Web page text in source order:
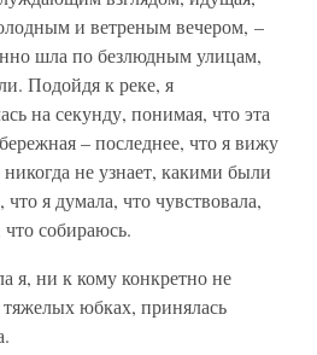
и ветреным вечером, –
шла по безлюдным улицам,
Подойдя к реке, я
на секунду, понимая, что эта
– последнее, что я вижу
не узнает, какими были
я думала, что чувствовала,
собираюсь.
я, ни к кому конкретно не
тяжелых юбках, принялась